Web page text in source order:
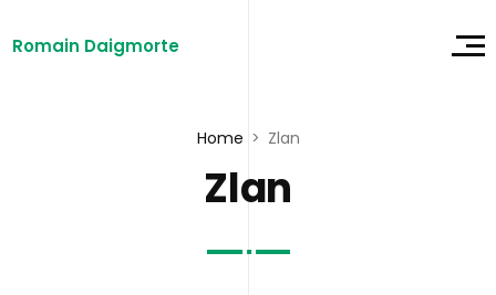
Romain Daigmorte
Home Zlan
Zlan